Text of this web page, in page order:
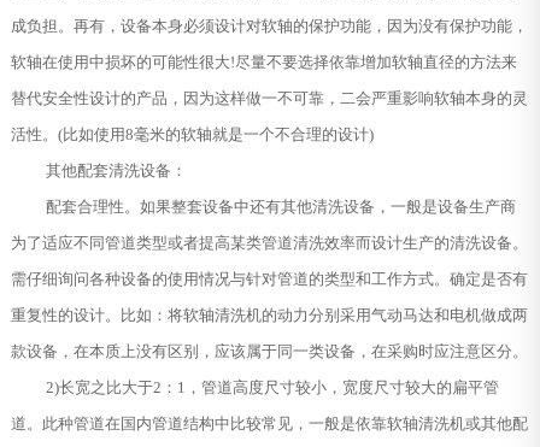
成负担。再有，设备本身必须设计对软轴的保护功能，因为没有保护功能，
软轴在使用中损坏的可能性很大!尽量不要选择依靠增加软轴直径的方法来
替代安全性设计的产品，因为这样做一不可靠，二会严重影响软轴本身的灵
活性。(比如使用8毫米的软轴就是一个不合理的设计)
其他配套清洗设备：
配套合理性。如果整套设备中还有其他清洗设备，一般是设备生产商
为了适应不同管道类型或者提高某类管道清洗效率而设计生产的清洗设备。
需仔细询问各种设备的使用情况与针对管道的类型和工作方式。确定是否有
重复性的设计。比如：将软轴清洗机的动力分别采用气动马达和电机做成两
款设备，在本质上没有区别，应该属于同一类设备，在采购时应注意区分。
2)长宽之比大于2：1，管道高度尺寸较小，宽度尺寸较大的扁平管
道。此种管道在国内管道结构中比较常见，一般是依靠软轴清洗机或其他配